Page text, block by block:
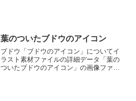
葉のついたブドウのアイコン
ブドウ「ブドウのアイコン」についてイ
ラスト素材ファイルの詳細データ「葉の
ついたブドウのアイコン」の画像ファイ